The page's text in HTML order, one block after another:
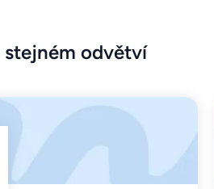
stejném odvětví